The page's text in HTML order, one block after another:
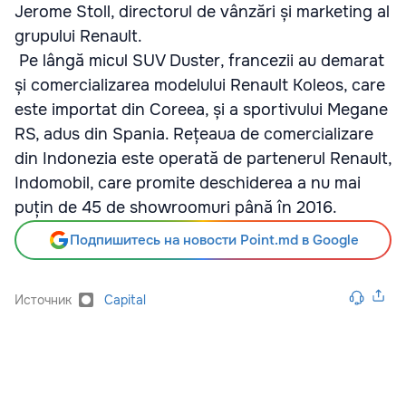
Jerome Stoll, directorul de vânzări și marketing al
grupului Renault.
Pe lângă micul SUV Duster, francezii au demarat
și comercializarea modelului Renault Koleos, care
este importat din Coreea, și a sportivului Megane
RS, adus din Spania. Rețeaua de comercializare
din Indonezia este operată de partenerul Renault,
Indomobil, care promite deschiderea a nu mai
puțin de 45 de showroomuri până în 2016.
Подпишитесь на новости Point.md в Google
Источник Capital